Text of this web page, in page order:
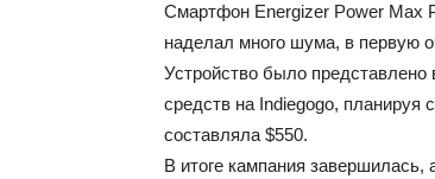
Смартфон Energizer Power Max
наделал много шума, в первую
Устройство было
средств на Indiegogo, планируя
составляла $550.
В итоге кампания